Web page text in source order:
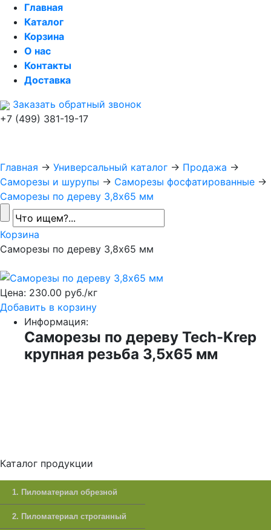
Главная
Каталог
Корзина
О нас
Контакты
Доставка
Заказать обратный звонок
+7 (499) 381-19-17
Главная → Универсальный каталог → Продажа →
Саморезы и шурупы → Саморезы фосфатированные →
Саморезы по дереву 3,8х65 мм
Корзина
Саморезы по дереву 3,8х65 мм
Цена: 230.00 руб./кг
Добавить в корзину
Информация:
Саморезы по дереву Tech-Krep
крупная резьба 3,5х65 мм
Каталог продукции
1. Пиломатериал обрезной
2. Пиломатериал строганный